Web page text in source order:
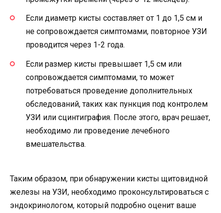
Если диаметр кисты составляет от 1 до 1,5 см и
не сопровождается симптомами, повторное УЗИ
проводится через 1-2 года.
Если размер кисты превышает 1,5 см или
сопровождается симптомами, то может
потребоваться проведение дополнительных
обследований, таких как пункция под контролем
УЗИ или сцинтиграфия. После этого, врач решает,
необходимо ли проведение лечебного
вмешательства.
Таким образом, при обнаружении кисты щитовидной
железы на УЗИ, необходимо проконсультироваться с
эндокринологом, который подробно оценит ваше